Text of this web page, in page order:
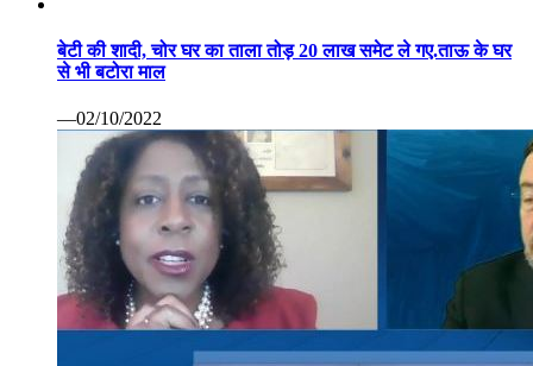
बेटी की शादी, चोर घर का ताला तोड़ 20 लाख समेट ले गए.ताऊ के घर
से भी बटोरा माल
—02/10/2022